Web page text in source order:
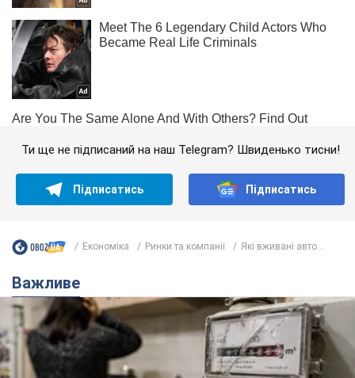
Ти ще не підписаний на наш Telegram? Швиденько тисни!
Підписатись Підписатись
Економіка Ринки та компанії Які вживані авто...
Важливе